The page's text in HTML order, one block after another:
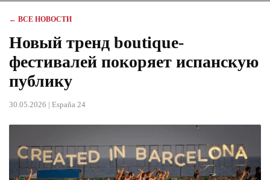
← ВСЕ НОВОСТИ
Новый тренд boutique-
фестивалей покоряет испанскую
публику
30.05.2026 | España 24